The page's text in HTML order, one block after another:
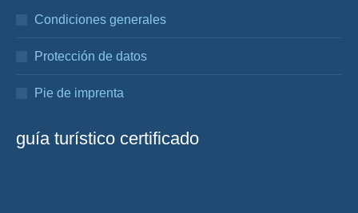
Condiciones generales
Protección de datos
Pie de imprenta
guía turístico certificado